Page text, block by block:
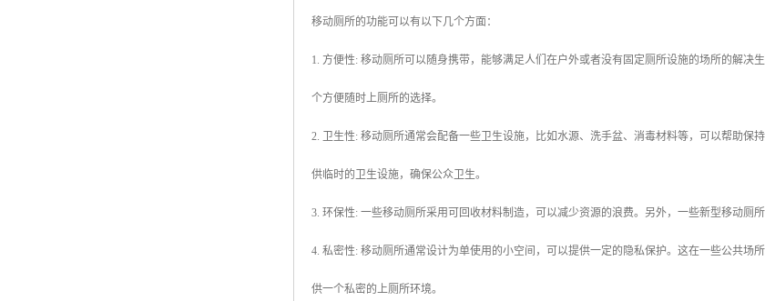
移动厕所的功能可以有以下几个方面：
1. 方便性: 移动厕所可以随身携带，能够满足人们在户外或者没有固定厕所设施的场所的解
个方便随时上厕所的选择。
2. 卫生性: 移动厕所通常会配备一些卫生设施，比如水源、洗手盆、消毒材料等，可以帮助
供临时的卫生设施，确保公众卫生。
3. 环保性: 一些移动厕所采用可回收材料制造，可以减少资源的浪费。另外，一些新型移动厕
4. 私密性: 移动厕所通常设计为单使用的小空间，可以提供一定的隐私保护。这在一些公共
供一个私密的上厕所环境。